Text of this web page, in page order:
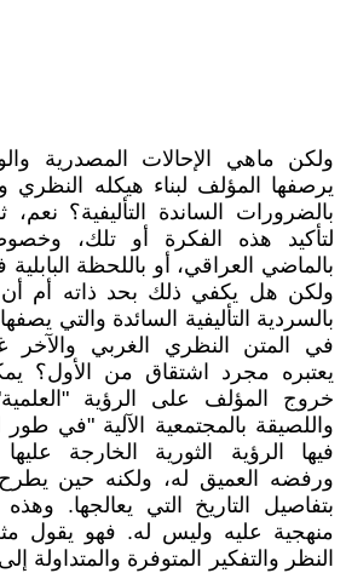
ولكن ماهي الإحالات المصدرية
يرصفها المؤلف لبناء هيكله النظري
بالضرورات الساندة التأليفية؟
لتأكيد هذه الفكرة أو تلك،
بالماضي العراقي، أو باللحظة
ولكن هل يكفي ذلك بحد ذاته أم
بالسردية التأليفية السائدة والتي يصفها
في المتن النظري الغربي والآخر
يعتبره مجرد اشتقاق من الأول؟
خروج المؤلف على الرؤية "العلمية"
واللصيقة بالمجتمعية الآلية "في طور
فيها الرؤية الثورية الخارجة
ورفضه العميق له، ولكنه حين يطرح
بتفاصيل التاريخ التي يعالجها.
منهجية عليه وليس له. فهو يقول
النظر والتفكير المتوفرة والمتداولة